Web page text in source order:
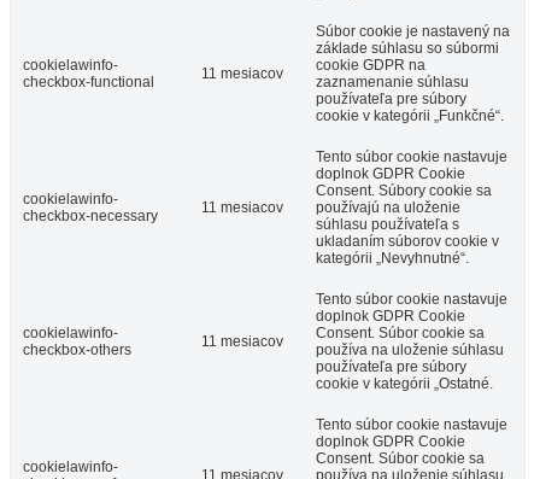
cookielawinfo-
checkbox-functional
11 mesiacov
Súbor cookie je nastavený na
základe súhlasu so súbormi
cookie GDPR na
zaznamenanie súhlasu
používateľa pre súbory
cookie v kategórii „Funkčné“.
cookielawinfo-
checkbox-necessary
11 mesiacov
Tento súbor cookie nastavuje
doplnok GDPR Cookie
Consent. Súbory cookie sa
používajú na uloženie
súhlasu používateľa s
ukladaním súborov cookie v
kategórii „Nevyhnutné“.
cookielawinfo-
checkbox-others
11 mesiacov
Tento súbor cookie nastavuje
doplnok GDPR Cookie
Consent. Súbor cookie sa
používa na uloženie súhlasu
používateľa pre súbory
cookie v kategórii „Ostatné.
cookielawinfo-
11 mesiacov
Tento súbor cookie nastavuje
doplnok GDPR Cookie
Consent. Súbor cookie sa
používa na uloženie súhlasu